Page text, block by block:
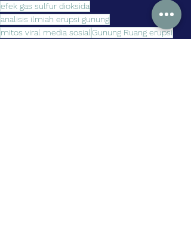
efek gas sulfur dioksida
analisis ilmiah erupsi gunung
mitos viral media sosial Gunung Ruang erupsi